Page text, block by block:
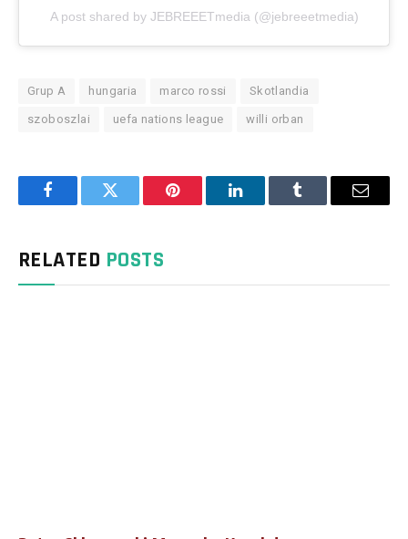
A post shared by JEBREEETmedia (@jebreeetmedia)
Grup A hungaria marco rossi Skotlandia
szoboszlai uefa nations league willi orban
FacebookTwitter Pinterest LinkedInTumblr Email
RELATED POSTS